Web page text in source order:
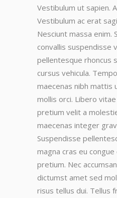
Vestibulum ut sapien.
Vestibulum ac erat
Nesciunt massa enim.
convallis suspendisse
pellentesque rhoncus
cursus vehicula.
maecenas nibh mattis
mollis orci. Libero
pretium velit a
maecenas integer
Suspendisse
magna cras eu congue
pretium. Nec
dictumst amet sed
risus tellus dui. Tellus